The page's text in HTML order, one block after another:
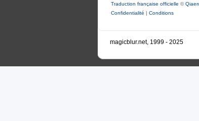
Traduction française officielle ©
Confidentialité | Conditions
magicblur.net, 1999 - 2025